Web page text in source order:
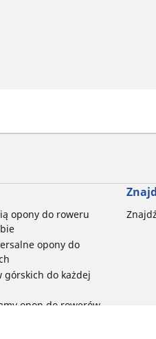
opony do roweru
opony do
górskich do każdej
opon do rowerów